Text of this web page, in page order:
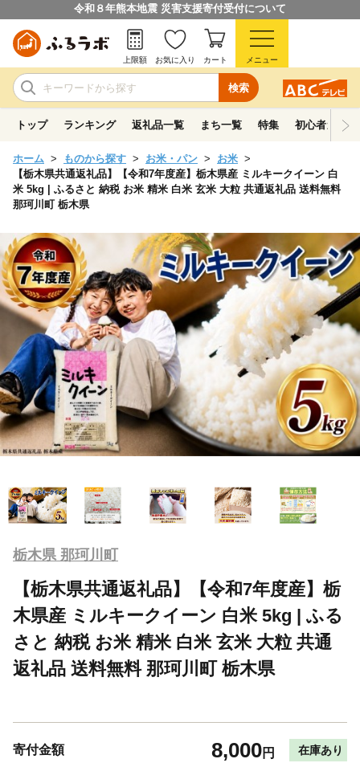
令和８年熊本地震 災害支援寄付受付について
検索
上限額 お気に入り カート メニュー
トップ ランキング 返礼品一覧 まち一覧 特集 初心者ガイド
ホーム ものから探す お米・パン
お米
【栃木県共通返礼品】【令和7年度産】栃木県産 ミルキークイーン 白
米 5kg | ふるさと 納税 お米 精米 白米 玄米 大粒 共通返礼品 送料無料
那珂川町 栃木県
栃木県 那珂川町
【栃木県共通返礼品】【令和7年度産】栃
木県産 ミルキークイーン 白米 5kg | ふる
さと 納税 お米 精米 白米 玄米 大粒 共通
返礼品 送料無料 那珂川町 栃木県
寄付金額 8,000円 在庫あり